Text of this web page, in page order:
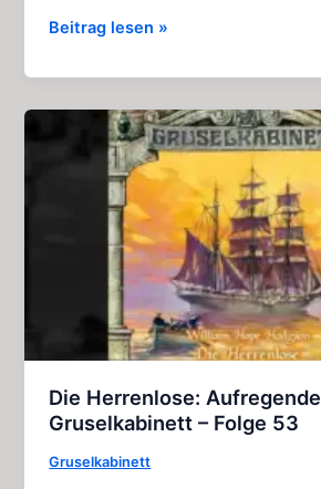
Sweeney
Aufregende
Gruselkabinett
Folgen
Beitrag lesen »
Die Herrenlose: Aufregende
Gruselkabinett – Folge 53
Gruselkabinett